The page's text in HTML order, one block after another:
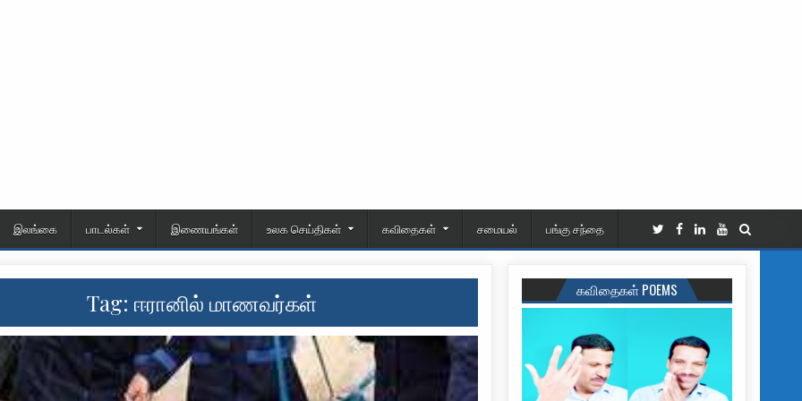
இலங்கை பாடல்கள் இணையங்கள் உலக செய்திகள் கவிதைகள் சமையல் பங்கு சந்தை
Tag: ஈரானில் மாணவர்கள் கவிதைகள் POEMS